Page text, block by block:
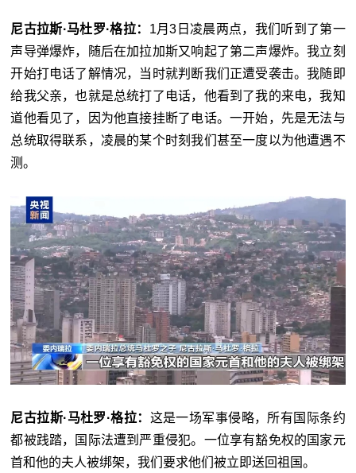
尼古拉斯·马杜罗·格拉： 1月3日凌晨两点，我们听到了第一
声导弹爆炸，随后在加拉加斯又响起了第二声爆炸。我立刻
开始打电话了解情况，当时就判断我们正遭受袭击。我随即
给我父亲，也就是总统打了电话，他看到了我的来电，我知
道他看见了，因为他直接挂断了电话。一开始，先是无法与
总统取得联系，凌晨的某个时刻我们甚至一度以为他遭遇不
测。
尼古拉斯·马杜罗·格拉： 这是一场军事侵略，所有国际条约
都被践踏，国际法遭到严重侵犯。一位享有豁免权的国家元
首和他的夫人被绑架，我们要求他们被立即送回祖国。